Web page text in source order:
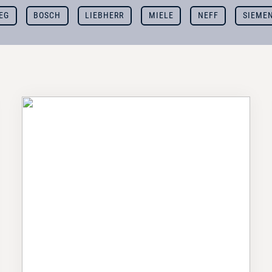
BOSCH LIEBHERR MIELE NEFF